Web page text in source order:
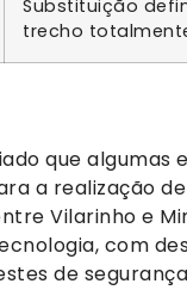
Substituição
trecho
que algumas
a realização
Vilarinho e
com
de